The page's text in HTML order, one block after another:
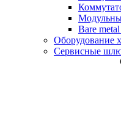
Bare
Оборудование
Сервисные